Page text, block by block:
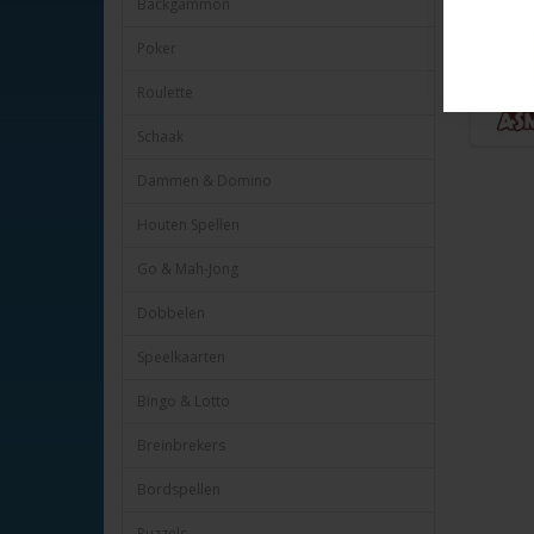
Backgammon
Poker
Roulette
Schaak
Dammen & Domino
Houten Spellen
Go & Mah-Jong
Dobbelen
Speelkaarten
Bingo & Lotto
Breinbrekers
Bordspellen